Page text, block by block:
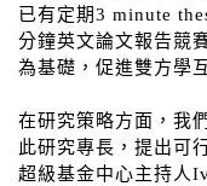
已有定期3 minute
分鐘英文論文報告競
為基礎，促進雙方學
在研究策略方面，我
此研究專長，提出可
超級基金中心主持人